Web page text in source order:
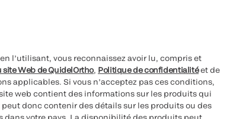
l’utilisant, vous reconnaissez avoir lu, compris et
Web de QuidelOrtho, Politique de confidentialitéet de
applicables. Si vous n’acceptez pas ces conditions,
web contient des informations sur les produits qui
donc contenir des détails sur les produits ou des